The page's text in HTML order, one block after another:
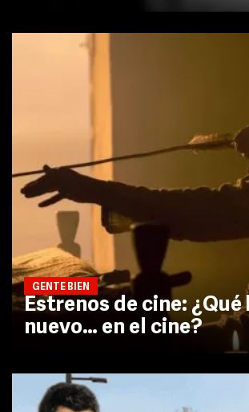
GENTE BIEN
Estrenos de cine: ¿Qué
nuevo… en el cine?